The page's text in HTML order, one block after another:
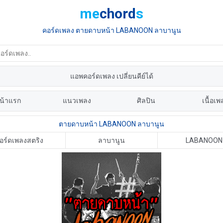
mechords
คอร์ดเพลง ตายดาบหน้า LABANOON ลาบานูน
แอพคอร์ดเพลง เปลี่ยนคีย์ได้
าแรก แนวเพลง ศิลปิน เนื้อเพ
ตายดาบหน้า LABANOON ลาบานูน
ร์ดเพลงสตริง ลาบานูน LABANOON